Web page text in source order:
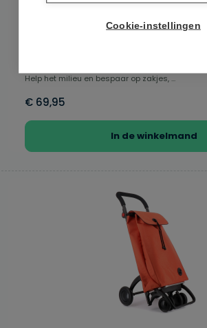
Garmol Boodschappentrolley
4 Wielen - Grana
Help het milieu en bespaar op zakjes, ...
€ 69,95
In de winkelmand
Cookie-instellingen